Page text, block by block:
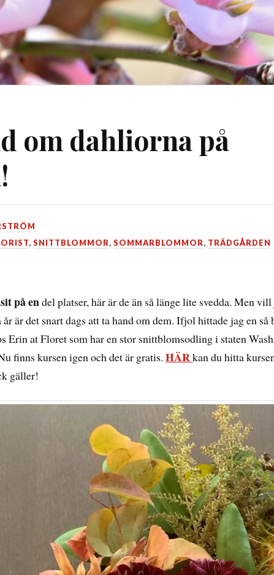
om dahliorna på
, SNITTBLOMMOR, SOMMARBLOMMOR, TRÄDGÅRDEN
på endel platser, här är de än så länge lite svedda. Men
är det snart dags att ta hand om dem. Ifjol hittade jag en så
Erin at Floret som har en stor snittblomsodling i staten
finns kursen igen och det är gratis.HÄRkan du hitta
gäller!